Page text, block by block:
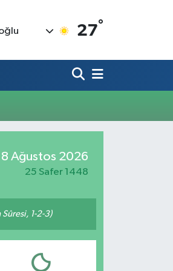
27°
8 Ağustos 2026
25 Safer 1448
1-2-3)